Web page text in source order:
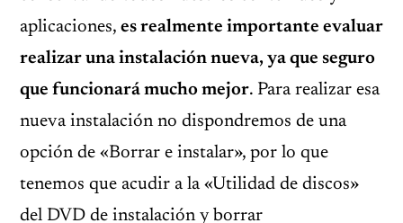
aplicaciones, es realmente importante evaluar
realizar una instalación nueva, ya que seguro
que funcionará mucho mejor. Para realizar esa
nueva instalación no dispondremos de una
opción de «Borrar e instalar», por lo que
tenemos que acudir a la «Utilidad de discos»
del DVD de instalación y borrar